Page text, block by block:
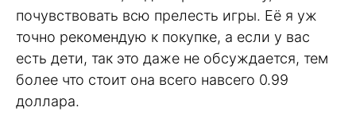
почувствовать всю прелесть игры. Её я уж
точно рекомендую к покупке, а если у вас
есть дети, так это даже не обсуждается, тем
более что стоит она всего навсего 0.99
доллара.